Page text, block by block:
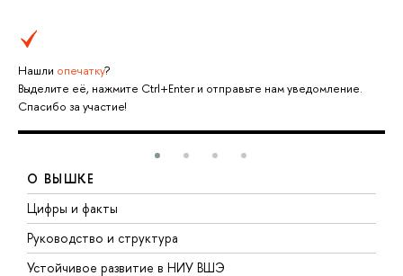
Нашли опечатку?
Выделите её, нажмите Ctrl+Enter и отправьте нам уведомление.
Спасибо за участие!
О ВЫШКЕ
Цифры и факты
Руководство и структура
Устойчивое развитие в НИУ ВШЭ